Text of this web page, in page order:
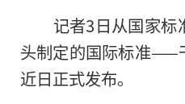
记者3日从国家
头制定的国际标准——
近日正式发布。